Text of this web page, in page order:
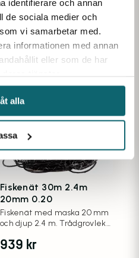
identifierare och annan
de sociala medier och
vi samarbetar med.
informationen med annan
eller som de har
alla
21.5mm 0.17
Fiskenät med maska 21.5
mm och djup 1.8 m.
Trådgrovlek 0.17 mm.
909kr
Fiskenät 30m 2.4m
20mm 0.20
Fiskenät med maska 20 mm
och djup 2.4 m. Trådgrovlek
939 kr